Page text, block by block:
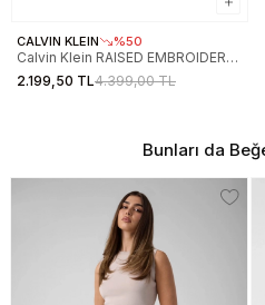
CALVIN KLEIN %50
Calvin Klein RAISED EMBROIDERY
CK JOG PANT Kadın Eşofman Altı
J20J224841-PAN
2.199,50 TL4.399,00 TL
Bunları da